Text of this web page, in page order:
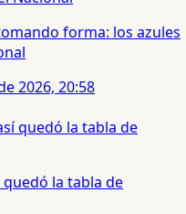
forma: los azules
2026, 20:58
quedó la tabla de